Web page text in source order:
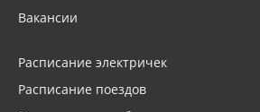
Вакансии
Расписание электричек
Расписание поездов